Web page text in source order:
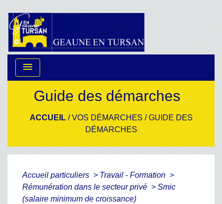
menu
Guide des démarches
ACCUEIL/VOS DÉMARCHES /GUIDE DES
DÉMARCHES
Accueil particuliers > Travail - Formation >
Rémunération dans le secteur privé > Smic
(salaire minimum de croissance)